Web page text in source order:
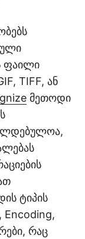
ფაილი
TIFF, ან
მეთოდი
ტიპის
Encoding,
რაც